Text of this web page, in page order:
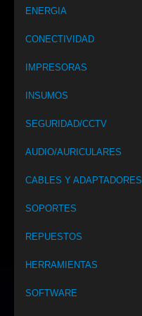
ENERGIA
CONECTIVIDAD
IMPRESORAS
INSUMOS
SEGURIDAD/CCTV
AUDIO/AURICULARES
CABLES Y ADAPTADORES
SOPORTES
REPUESTOS
HERRAMIENTAS
SOFTWARE